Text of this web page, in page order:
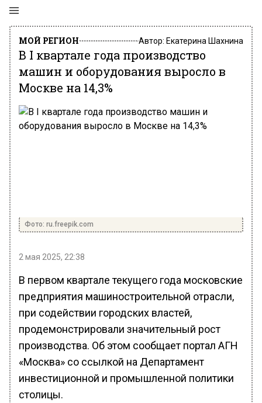
МОЙ РЕГИОН Автор: Екатерина Шахнина
В I квартале года производство
машин и оборудования выросло в
Москве на 14,3%
Фото: ru.freepik.com
2 мая 2025, 22:38
В первом квартале текущего года московские
предприятия машиностроительной отрасли,
при содействии городских властей,
продемонстрировали значительный рост
производства. Об этом сообщает портал АГН
«Москва» со ссылкой на Департамент
инвестиционной и промышленной политики
столицы.